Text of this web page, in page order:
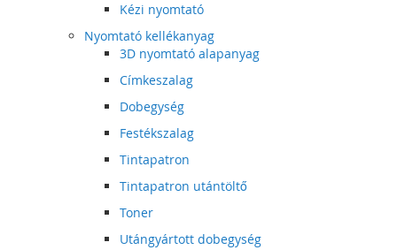
Kézi nyomtató
Nyomtató kellékanyag
3D nyomtató alapanyag
Címkeszalag
Dobegység
Festékszalag
Tintapatron
Tintapatron utántöltő
Toner
Utángyártott dobegység